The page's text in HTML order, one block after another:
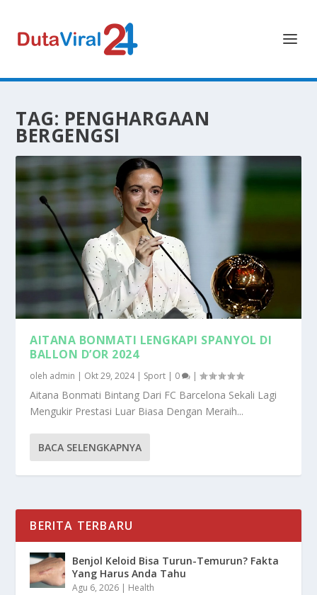
TAG: PENGHARGAAN
BERGENGSI
AITANA BONMATI LENGKAPI SPANYOL DI
BALLON D’OR 2024
oleh admin | Okt 29, 2024| Sport | 0 |
Aitana Bonmati Bintang Dari FC Barcelona Sekali Lagi
Mengukir Prestasi Luar Biasa Dengan Meraih...
BACA SELENGKAPNYA
BERITA TERBARU
Benjol Keloid Bisa Turun-Temurun? Fakta
Yang Harus Anda Tahu
Agu 6, 2026 | Health